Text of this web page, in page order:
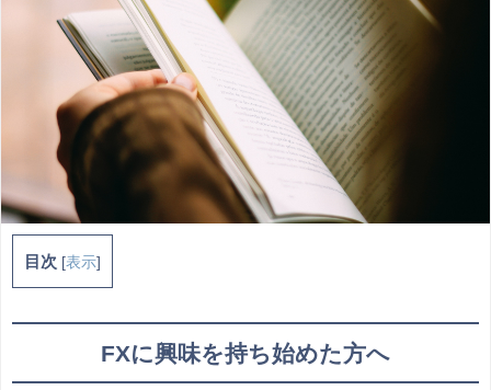
目次 [表示]
FXに興味を持ち始めた方へ